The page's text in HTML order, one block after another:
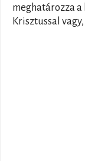
meghatározza
Krisztussal